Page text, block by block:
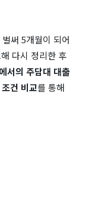
써 5개월이 되어
다시 정리한 후
서의 주담대 대출
건 비교를 통해